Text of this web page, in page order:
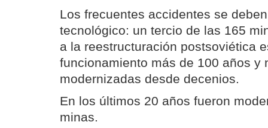
Los frecuentes accidentes se
tecnológico: un tercio de las 165
a la reestructuración postsoviética
funcionamiento más de 100 años y
modernizadas desde decenios.
En los últimos 20 años fueron
minas.